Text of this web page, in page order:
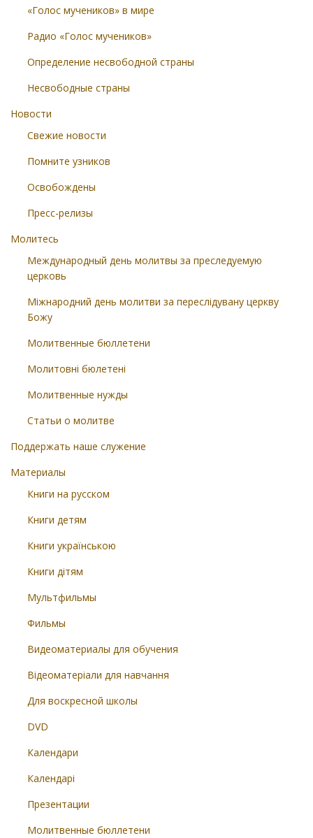
«Голос мучеников» в мире
Радио «Голос мучеников»
Определение несвободной страны
Несвободные страны
Новости
Свежие новости
Помните узников
Освобождены
Пресс-релизы
Молитесь
Международный день молитвы за преследуемую
церковь
Міжнародний день молитви за переслідувану церкву
Божу
Молитвенные бюллетени
Молитовні бюлетені
Молитвенные нужды
Статьи о молитве
Поддержать наше служение
Материалы
Книги на русском
Книги детям
Книги українською
Книги дітям
Мультфильмы
Фильмы
Видеоматериалы для обучения
Відеоматеріали для навчання
Для воскресной школы
DVD
Календари
Календарі
Презентации
Молитвенные бюллетени